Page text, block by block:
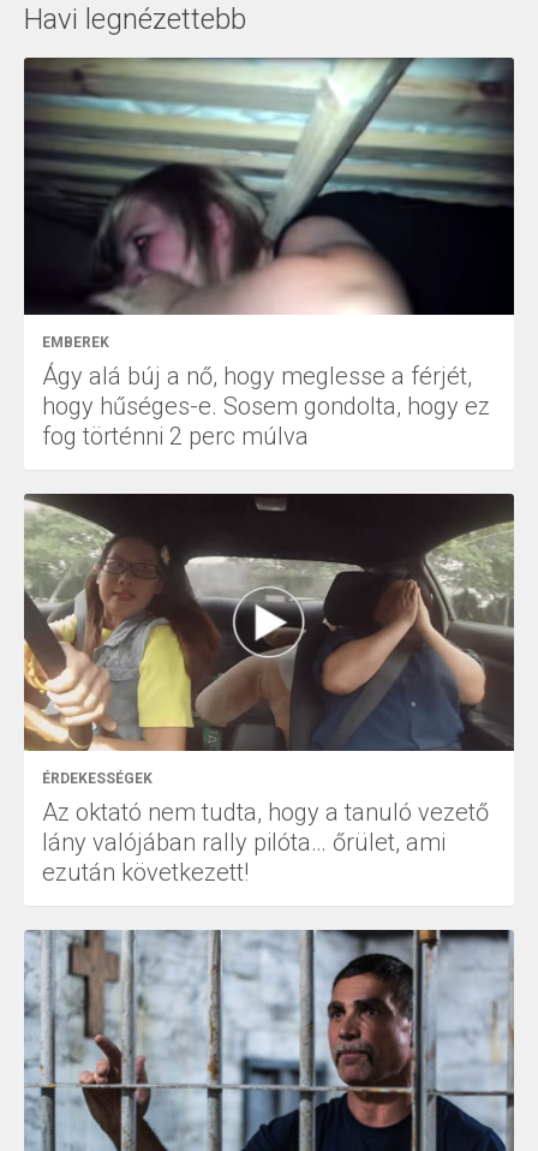
Havi legnézettebb
EMBEREK
Ágy alá búj a nő, hogy meglesse a férjét,
hogy hűséges-e. Sosem gondolta, hogy ez
fog történni 2 perc múlva
ÉRDEKESSÉGEK
Az oktató nem tudta, hogy a tanuló vezető
lány valójában rally pilóta… őrület, ami
ezután következett!